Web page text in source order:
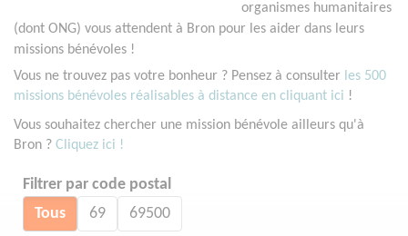
organismes humanitaires
(dont ONG) vous attendent à Bron pour les aider dans leurs
missions bénévoles !
Vous ne trouvez pas votre bonheur ? Pensez à consulter les 500
missions bénévoles réalisables à distance en cliquant ici !
Vous souhaitez chercher une mission bénévole ailleurs qu'à
Bron ? Cliquez ici !
Filtrer par code postal
Tous 69 69500